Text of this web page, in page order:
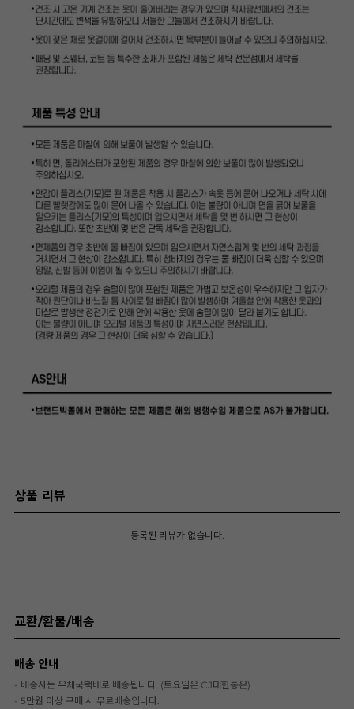
상품 리뷰
등록된 리뷰가 없습니다.
교환/환불/배송
배송 안내
- 배송사는 우체국택배로 배송됩니다. (토요일은 CJ대한통운)
- 5만원 이상 구매 시 무료배송입니다.